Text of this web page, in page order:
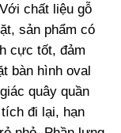
chất liệu gỗ
sản phẩm có
cực tốt, đảm
bàn hình oval
quây quần
đi lại, hạn